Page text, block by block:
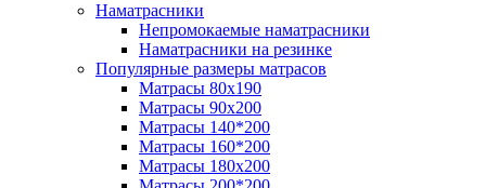
Наматрасники
Непромокаемые наматрасники
Наматрасники на резинке
Популярные размеры матрасов
Матрасы 80x190
Матрасы 90x200
Матрасы 140*200
Матрасы 160*200
Матрасы 180x200